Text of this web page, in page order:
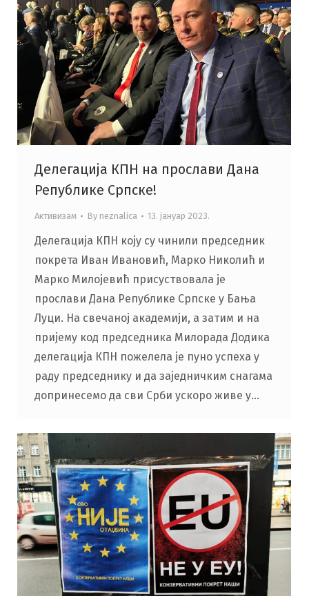
Делегација КПН на прослави Дана
Републике Српске!
Активизам By neznalica 13. јануар 2023.
Делегација КПН коју су чинили председник
покрета Иван Ивановић, Марко Николић и
Марко Милојевић присуствовала је
прослави Дана Републике Српске у Бања
Луци. На свечаној академији, а затим и на
пријему код председника Милорада Додика
делегација КПН пожелела је пуно успеха у
раду председнику и да заједничким снагама
допринесемо да сви Срби ускоро живе у…